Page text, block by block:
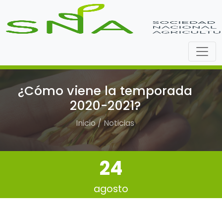
¿Cómo viene la temporada
2020-2021?
Inicio / Noticias
24
agosto